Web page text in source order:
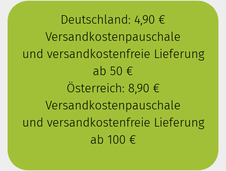
Deutschland: 4,90 €
Versandkostenpauschale
und versandkostenfreie Lieferung
ab 50 €
Österreich: 8,90 €
Versandkostenpauschale
und versandkostenfreie Lieferung
ab 100 €